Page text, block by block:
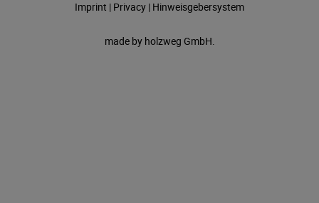
Imprint | Privacy | Hinweisgebersystem
made by holzweg GmbH.